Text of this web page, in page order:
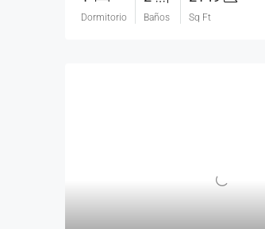
Dormitorio Baños Sq Ft